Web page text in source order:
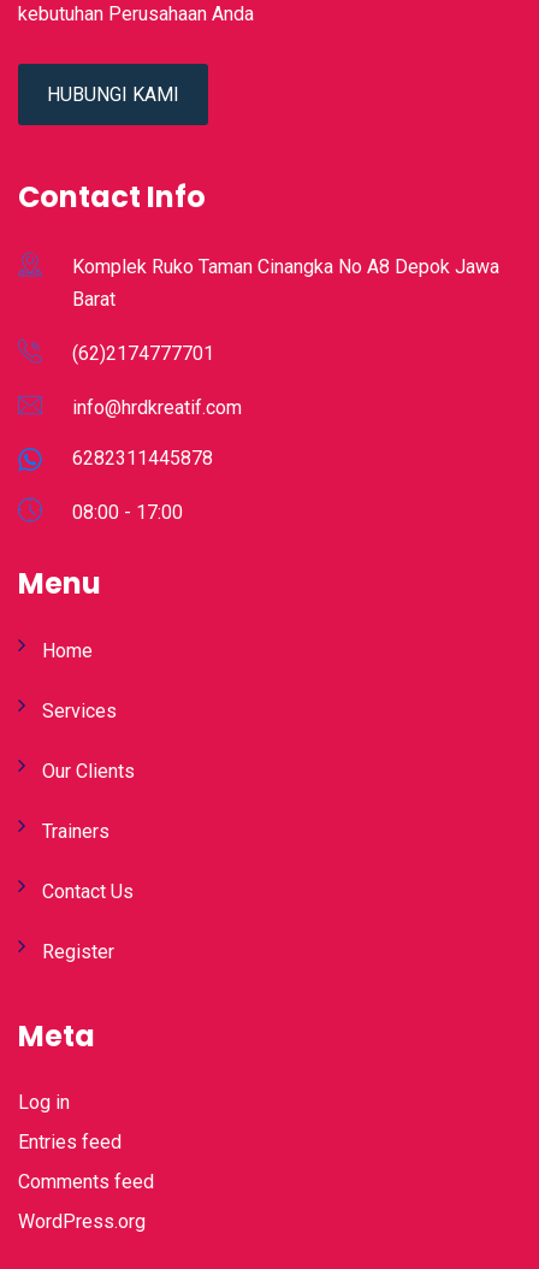
kebutuhan Perusahaan Anda
HUBUNGI KAMI
Contact Info
Komplek Ruko Taman Cinangka No A8 Depok Jawa
Barat
(62)2174777701
info@hrdkreatif.com
6282311445878
08:00 - 17:00
Menu
Home
Services
Our Clients
Trainers
Contact Us
Register
Meta
Log in
Entries feed
Comments feed
WordPress.org